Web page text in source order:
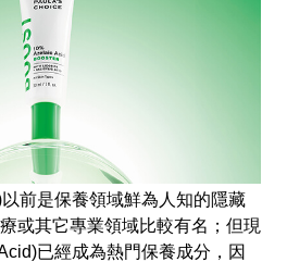
前是保養領域鮮為人知的隱藏
或其它專業領域比較有名；但現
已經成為熱門保養成分，因